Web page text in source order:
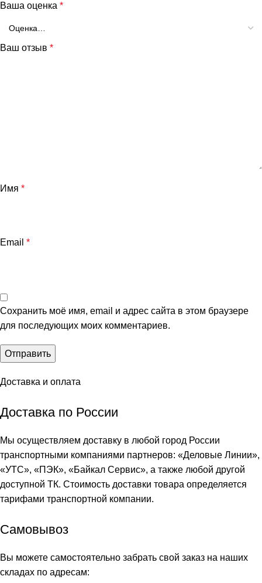
Ваша оценка *
Ваш отзыв *
Имя *
Email *
Сохранить моё имя, email и адрес сайта в этом браузере
для последующих моих комментариев.
Доставка и оплата
Доставка по России
Мы осуществляем доставку в любой город России
транспортными компаниями партнеров: «Деловые Линии»,
«УТС», «ПЭК», «Байкал Сервис», а также любой другой
доступной ТК. Стоимость доставки товара определяется
тарифами транспортной компании.
Самовывоз
Вы можете самостоятельно забрать свой заказ на наших
складах по адресам: